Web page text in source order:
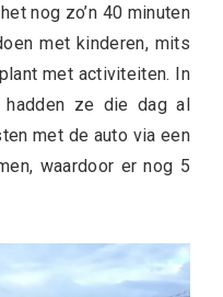
nog zo’n 40 minuten
met kinderen, mits
met activiteiten. In
hadden ze die dag al
met de auto via een
waardoor er nog 5